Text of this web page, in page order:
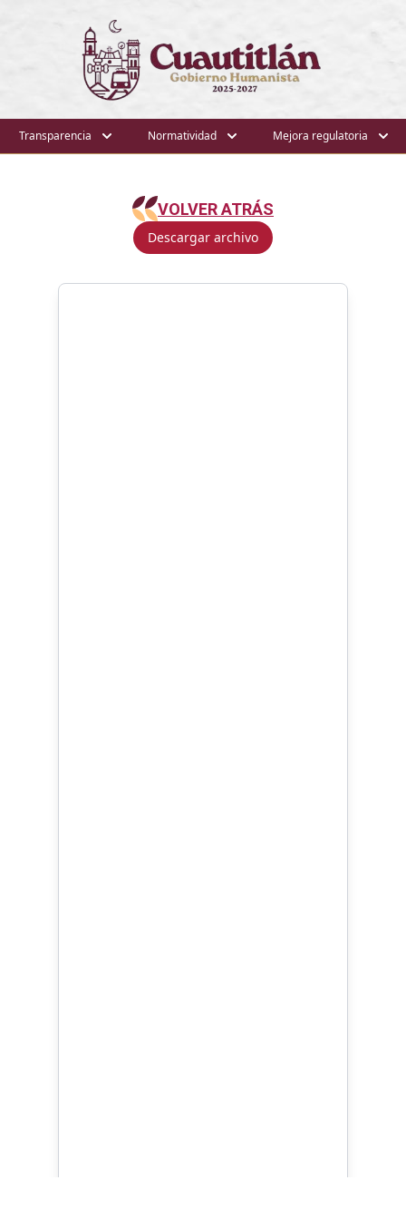
Transparencia Normatividad Mejora regulatoria
VOLVER ATRÁS
Descargar archivo